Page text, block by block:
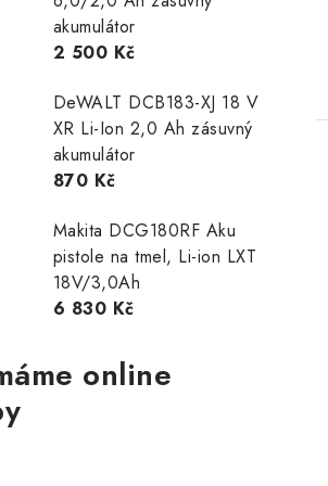
akumulátor
2 500 Kč
DeWALT DCB183-XJ 18 V
XR Li-Ion 2,0 Ah zásuvný
akumulátor
870 Kč
Makita DCG180RF Aku
pistole na tmel, Li-ion LXT
18V/3,0Ah
6 830 Kč
online